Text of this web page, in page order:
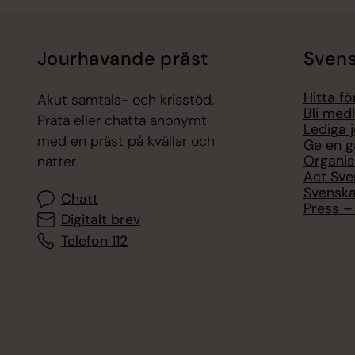
Jourhavande präst
Akut samtals- och krisstöd.
Prata eller chatta anonymt
med en präst på kvällar och
nätter.
Chatt
Digitalt brev
Telefon 112
Hitta
Bli
Lediga
Ge en
Act
Press